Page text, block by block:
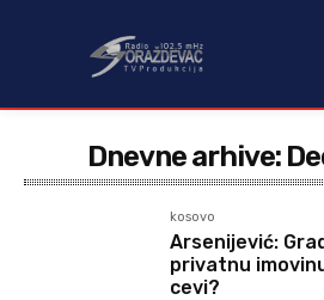
Dnevne arhive:
kosovo
Arsenijević:
privatnu
cevi?